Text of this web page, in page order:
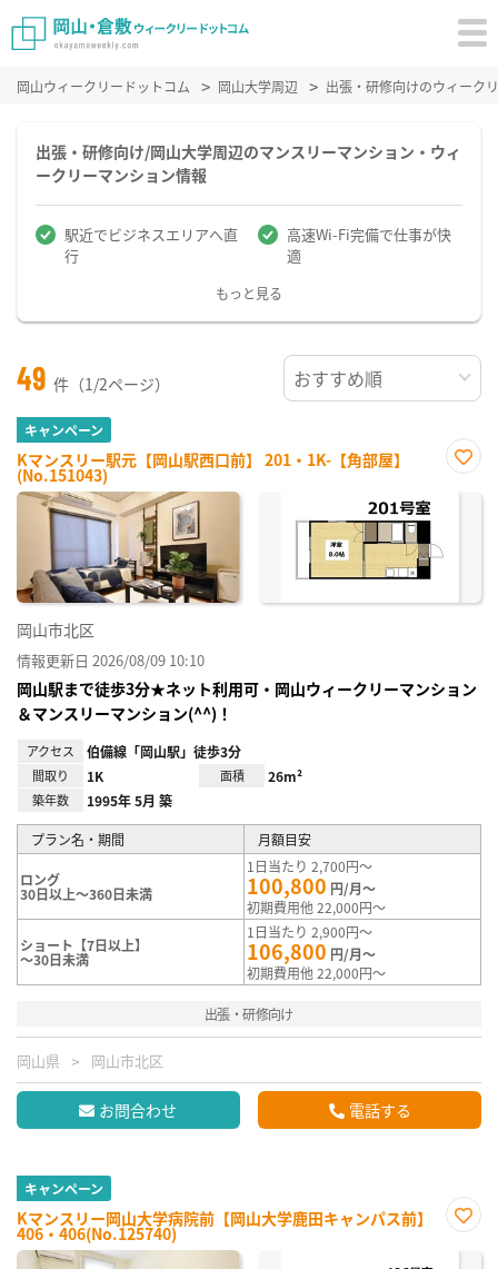
岡山ウィークリードットコム 岡山大学周辺 出張・研修向けのウィーク
出張・研修向け/岡山大学周辺のマンスリーマンション・ウィ
ークリーマンション情報
駅近でビジネスエリアへ直
行
高速Wi-Fi完備で仕事が快
適
もっと見る
49 件（1/2ページ）
キャンペーン
Kマンスリー駅元【岡山駅西口前】 201・1K-【角部屋】
(No.151043)
に入
岡山市北区
情報更新日 2026/08/09 10:10
岡山駅まで徒歩3分★ネット利用可・岡山ウィークリーマンション
＆マンスリーマンション(^^)！
アクセス 伯備線「岡山駅」徒歩3分
間取り 1K 面積 26m²
築年数 1995年 5月 築
プラン名・期間 月額目安
ロング
30日以上～360日未満
1日当たり 2,700円～
100,800 円/月～
初期費用他 22,000円～
ショート【7日以上】
～30日未満
1日当たり 2,900円～
106,800 円/月～
初期費用他 22,000円～
出張・研修向け
岡山県 岡山市北区
お問合わせ 電話する
キャンペーン
Kマンスリー岡山大学病院前【岡山大学鹿田キャンパス前】
406・406(No.125740)
に入